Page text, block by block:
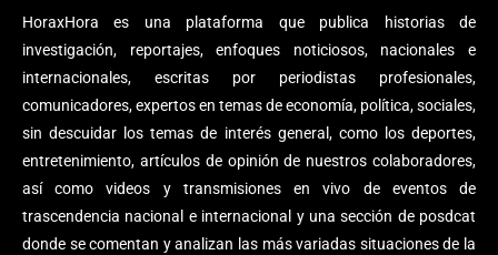
HoraxHora es una plataforma que publica historias de
investigación, reportajes, enfoques noticiosos, nacionales e
internacionales, escritas por periodistas profesionales,
comunicadores, expertos en temas de economía, política, sociales,
sin descuidar los temas de interés general, como los deportes,
entretenimiento, artículos de opinión de nuestros colaboradores,
así como videos y transmisiones en vivo de eventos de
trascendencia nacional e internacional y una sección de posdcat
donde se comentan y analizan las más variadas situaciones de la